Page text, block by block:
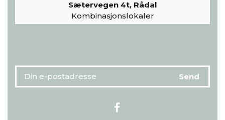
Sætervegen 4t, Rådal
Kombinasjonslokaler